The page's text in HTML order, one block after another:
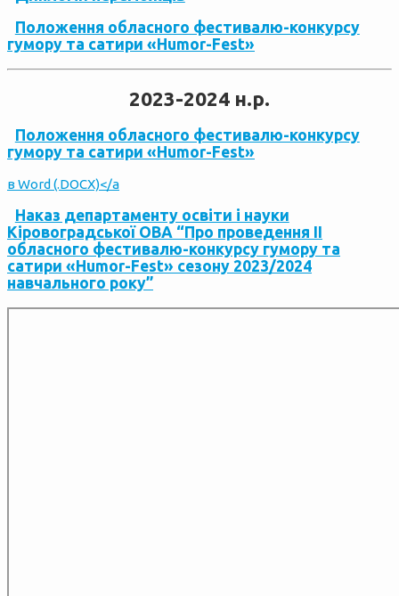
Положення обласного фестивалю-конкурсу
гумору та сатири «Humor-Fеst»
2023-2024 н.р.
Положення обласного фестивалю-конкурсу
гумору та сатири «Humor-Fеst»
в Word (.DOCX)</a
Наказ департаменту освіти і науки
Кіровоградської ОВА “Про проведення ІІ
обласного фестивалю-конкурсу гумору та
сатири «Humor-Fеst» сезону 2023/2024
навчального року”